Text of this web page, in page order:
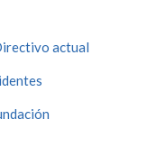
actual